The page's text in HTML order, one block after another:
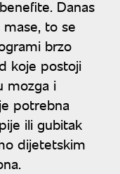
Danas
to se
brzo
koje postoji
mozga i
potrebna
ili gubitak
dijetetskim